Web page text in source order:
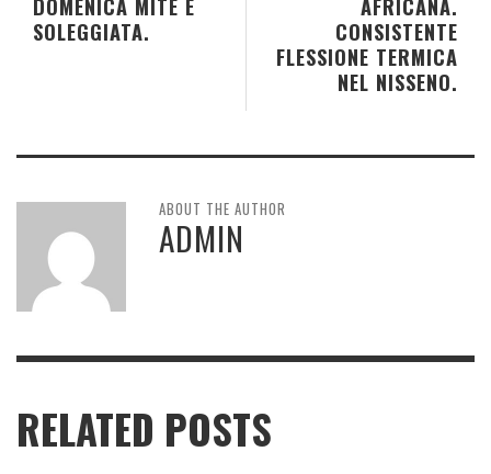
AFRICANA.
CONSISTENTE
FLESSIONE TERMICA
NEL NISSENO.
DOMENICA MITE E
SOLEGGIATA.
ABOUT THE AUTHOR
ADMIN
RELATED POSTS